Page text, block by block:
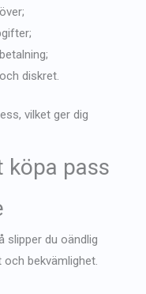
diskret.
vilket ger dig
köpa pass
slipper du oändlig
bekvämlighet.